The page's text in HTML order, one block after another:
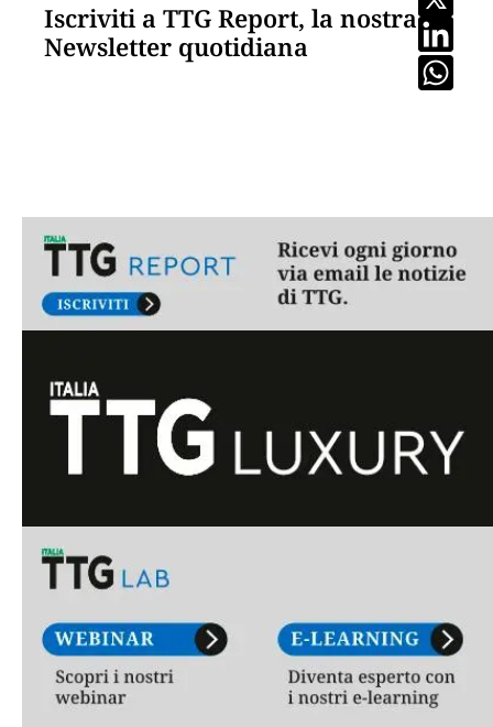
Iscriviti a TTG Report, la nostra
Newsletter quotidiana